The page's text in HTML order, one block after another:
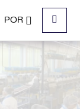
POR
Menu